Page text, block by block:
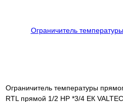
Ограничитель температуры
RTL прямой 1/2 НР *3/4 ЕК VALTEC